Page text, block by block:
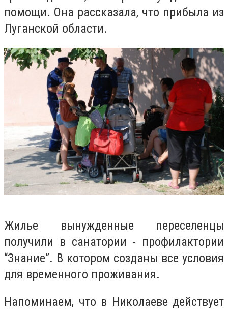
помощи. Она рассказала, что прибыла из
Луганской области.
Жилье вынужденные переселенцы
получили в санатории - профилактории
“Знание”. В котором созданы все условия
для временного проживания.
Напоминаем, что в Николаеве действует